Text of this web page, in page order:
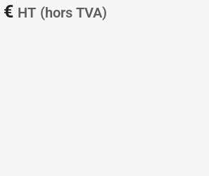
€Le
HT (hors TVA)